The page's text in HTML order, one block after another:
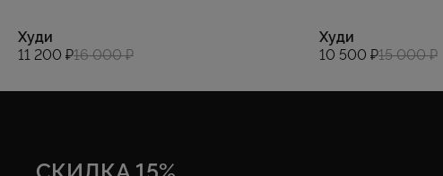
Худи
11 200 ₽16 000 ₽
Худи
10 500 ₽15 000 ₽